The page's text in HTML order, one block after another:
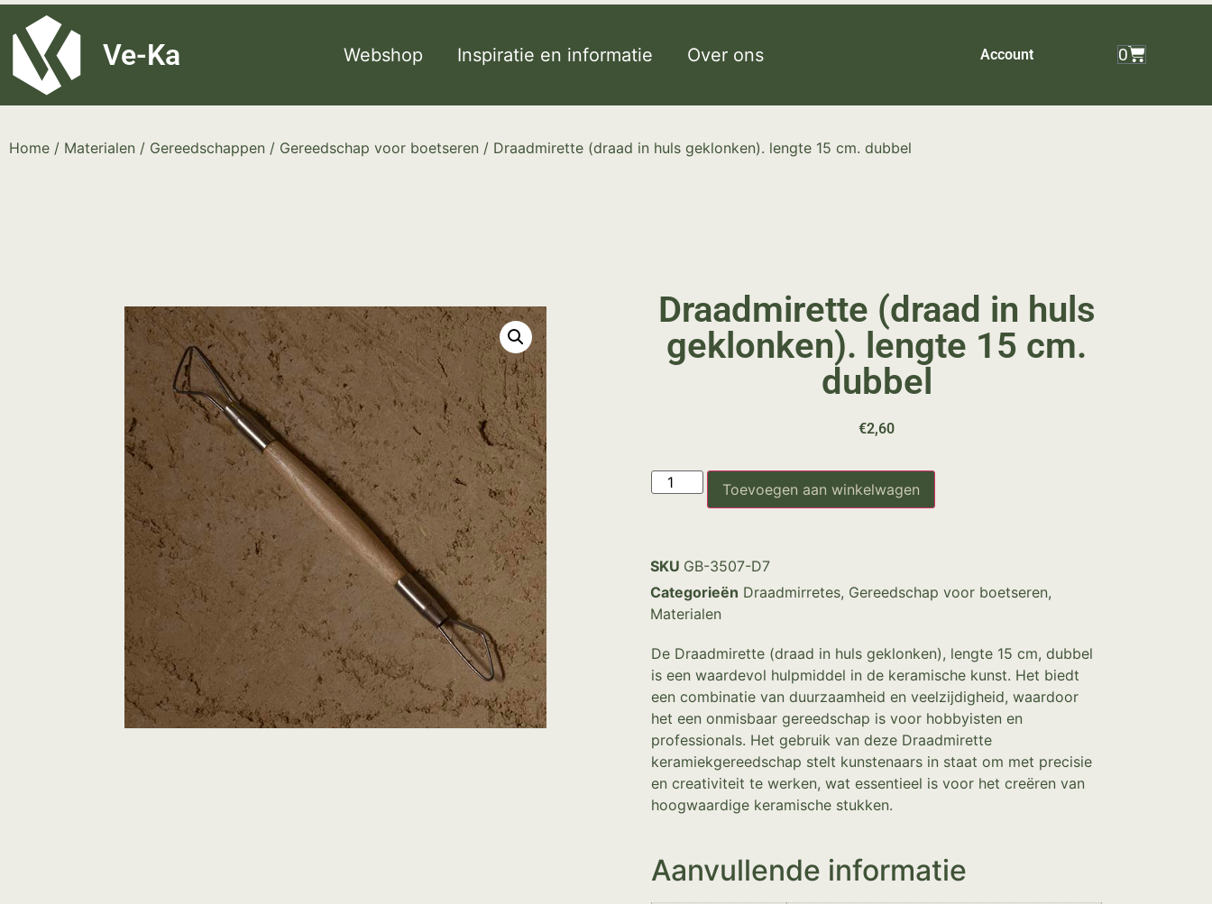
G-8P7N3X5BJ9
Ve-Ka Webshop Inspiratie en informatie Over ons Account 0
Home / Materialen / Gereedschappen / Gereedschap voor boetseren / Draadmirette (draad in huls geklonken). lengte 15 cm. dubbel
Draadmirette (draad in huls
geklonken). lengte 15 cm.
dubbel
€2,60
Toevoegen aan winkelwagen
SKU GB-3507-D7
Categorieën Draadmirretes, Gereedschap voor boetseren,
Materialen
De Draadmirette (draad in huls geklonken), lengte 15 cm, dubbel
is een waardevol hulpmiddel in de keramische kunst. Het biedt
een combinatie van duurzaamheid en veelzijdigheid, waardoor
het een onmisbaar gereedschap is voor hobbyisten en
professionals. Het gebruik van deze Draadmirette
keramiekgereedschap stelt kunstenaars in staat om met precisie
en creativiteit te werken, wat essentieel is voor het creëren van
hoogwaardige keramische stukken.
Aanvullende informatie